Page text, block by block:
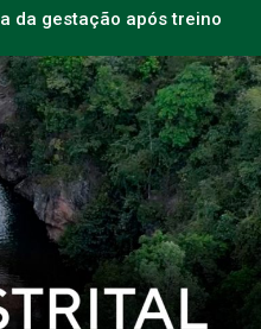
da gestação após treino